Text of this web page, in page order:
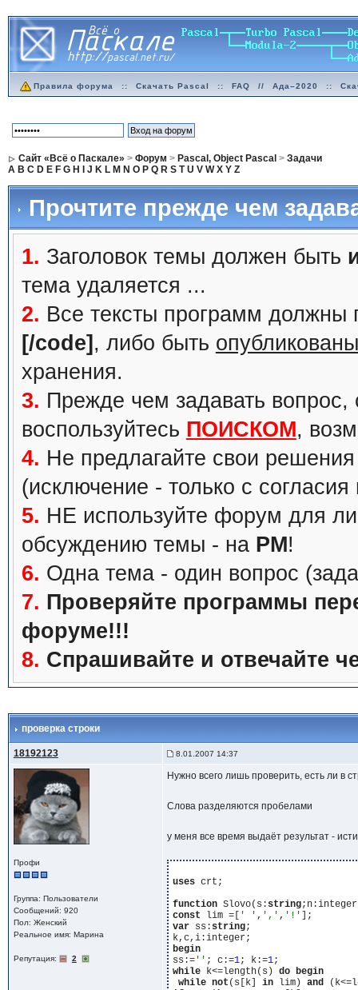
Правила форума :: Скачать Pascal :: FAQ // Ада–2020 ::
Сайт «Всё о Паскале» > Форум > Pascal, Object Pascal > Задачи
A B C D E F G H J K L M N O P Q R S T U V W X Y Z
Прочтите прежде чем
1. Заголовок темы должен быть
тема удаляется ...
2. Все тексты программ должны
[/code] , либо быть
хранения.
3. Прежде чем задавать вопрос,
воспользуйтесь ПОИСКОМ,
4. Не предлагайте свои
(исключение - только с
5. НЕ используйте форум для
обсуждению темы - на PM!
6. Одна тема - один вопрос
7. Проверяйте программы
форуме!!!
8. Спрашивайте и отвечайте
проверка строки
18192123 8.01.2007 14:37
Профи
Группа: Пользователи
Сообщений: 920
Пол: Женский
Реальное имя: Марина
Репутация: 2
Нужно всего лишь проверить, есть ли в
Слова разделяются пробелами
у меня все время выдаёт результат -
uses crt;
function Slovo(s:string
const lim =[ ' ' , ',' , '!'
var ss:string;
begin
ss:='' ; c:=1; k:=1
while k<=length(s) do begin
while not (s[k] in lim) and